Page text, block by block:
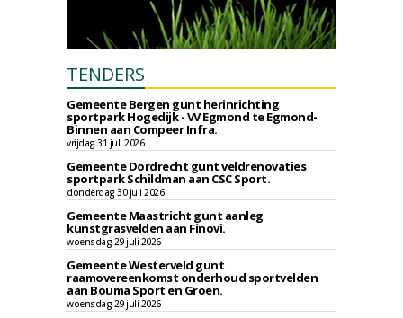
TENDERS
Gemeente Bergen gunt herinrichting
sportpark Hogedijk - VV Egmond te Egmond-
Binnen aan Compeer Infra.
vrijdag 31 juli 2026
Gemeente Dordrecht gunt veldrenovaties
sportpark Schildman aan CSC Sport.
donderdag 30 juli 2026
Gemeente Maastricht gunt aanleg
kunstgrasvelden aan Finovi.
woensdag 29 juli 2026
Gemeente Westerveld gunt
raamovereenkomst onderhoud sportvelden
aan Bouma Sport en Groen.
woensdag 29 juli 2026